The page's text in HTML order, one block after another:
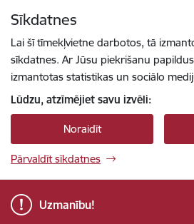
Sīkdatnes
Lai šī tīmekļvietne darbotos, tā
sīkdatnes. Ar Jūsu piekrišanu
izmantotas statistikas un sociālo
Lūdzu, atzīmējiet savu izvēli:
Noraidīt
Pārvaldīt sīkdatnes
Uzmanību!